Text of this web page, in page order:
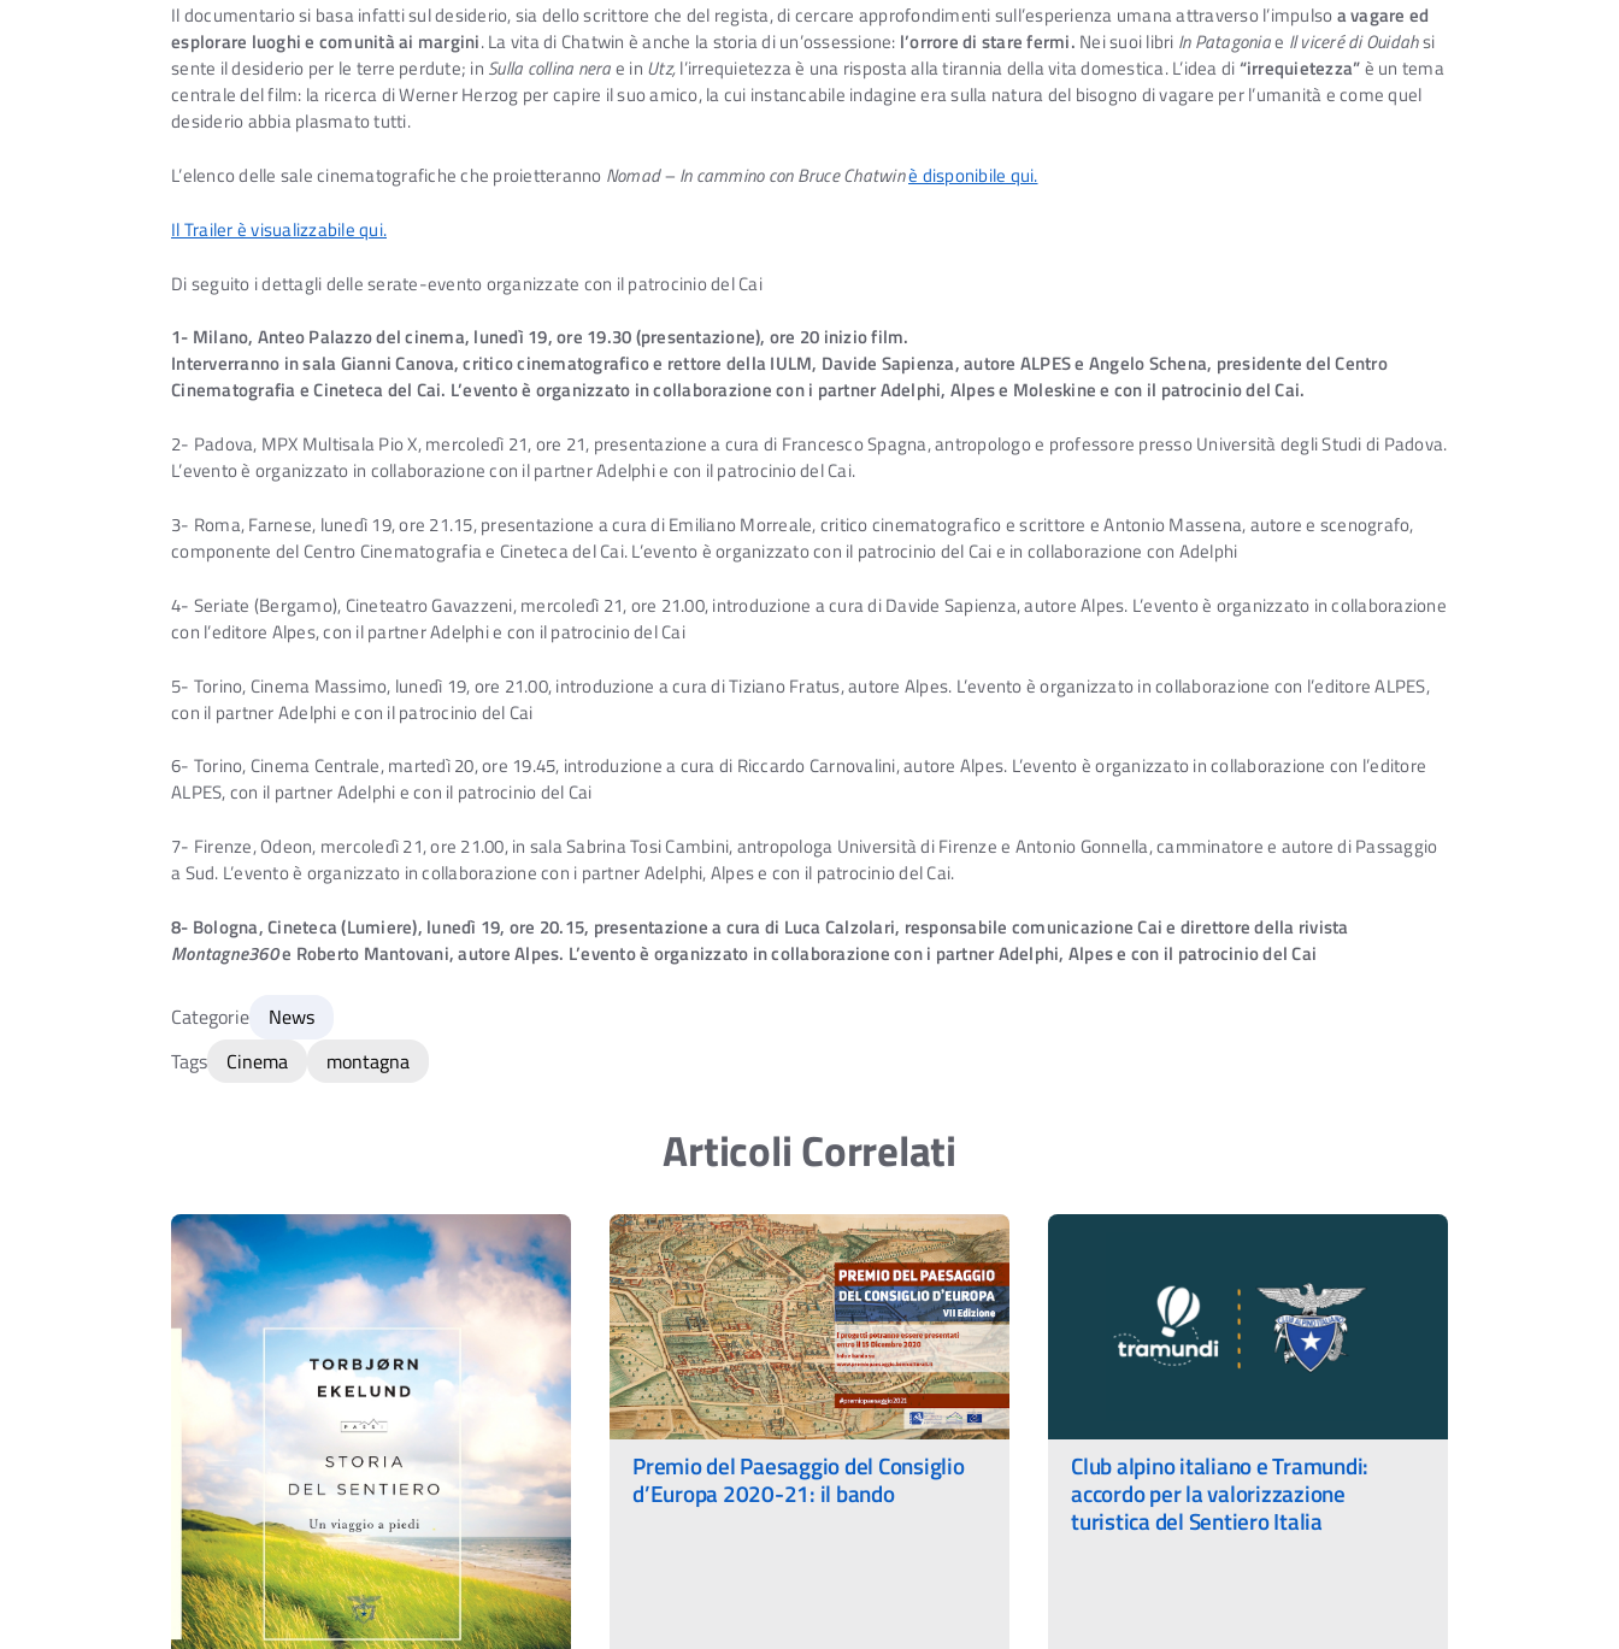
Il documentario si basa infatti sul desiderio, sia dello scrittore che del regista, di cercare approfondimenti sull’esperienza umana attraverso l’impulsoa vagare ed
esplorare luoghi e comunità ai margini. La vita di Chatwin è anche la storia di un’ossessione: l’orrore di stare fermi. Nei suoi libri In Patagoniae Il viceré di Ouidahsi
sente il desiderio per le terre perdute; in Sulla collina nerae in Utz,l’irrequietezza è una risposta alla tirannia della vita domestica. L’idea di“irrequietezza”è un tema
centrale del film: la ricerca di Werner Herzog per capire il suo amico, la cui instancabile indagine era sulla natura del bisogno di vagare per l’umanità e come quel
desiderio abbia plasmato tutti.
L’elenco delle sale cinematografiche che proietteranno Nomad – In cammino con Bruce Chatwinè disponibile qui.
Il Trailer è visualizzabile qui.
Di seguito i dettagli delle serate-evento organizzate con il patrocinio del Cai
1- Milano, Anteo Palazzo del cinema, lunedì 19, ore 19.30 (presentazione), ore 20 inizio film.
Interverranno in sala Gianni Canova, critico cinematografico e rettore della IULM, Davide Sapienza, autore ALPES e Angelo Schena, presidente del Centro
Cinematografia e Cineteca del Cai. L’evento è organizzato in collaborazione con i partner Adelphi, Alpes e Moleskine e con il patrocinio del Cai.
2- Padova, MPX Multisala Pio X, mercoledì 21, ore 21, presentazione a cura di Francesco Spagna, antropologo e professore presso Università degli Studi di Padova.
L’evento è organizzato in collaborazione con il partner Adelphi e con il patrocinio del Cai.
3- Roma, Farnese, lunedì 19, ore 21.15, presentazione a cura di Emiliano Morreale, critico cinematografico e scrittore e Antonio Massena, autore e scenografo,
componente del Centro Cinematografia e Cineteca del Cai. L’evento è organizzato con il patrocinio del Cai e in collaborazione con Adelphi
4- Seriate (Bergamo), Cineteatro Gavazzeni, mercoledì 21, ore 21.00, introduzione a cura di Davide Sapienza, autore Alpes. L’evento è organizzato in collaborazione
con l’editore Alpes, con il partner Adelphi e con il patrocinio del Cai
5- Torino, Cinema Massimo, lunedì 19, ore 21.00, introduzione a cura di Tiziano Fratus, autore Alpes. L’evento è organizzato in collaborazione con l’editore ALPES,
con il partner Adelphi e con il patrocinio del Cai
6- Torino, Cinema Centrale, martedì 20, ore 19.45, introduzione a cura di Riccardo Carnovalini, autore Alpes. L’evento è organizzato in collaborazione con l’editore
ALPES, con il partner Adelphi e con il patrocinio del Cai
7- Firenze, Odeon, mercoledì 21, ore 21.00, in sala Sabrina Tosi Cambini, antropologa Università di Firenze e Antonio Gonnella, camminatore e autore di Passaggio
a Sud. L’evento è organizzato in collaborazione con i partner Adelphi, Alpes e con il patrocinio del Cai.
8- Bologna, Cineteca (Lumiere), lunedì 19, ore 20.15, presentazione a cura di Luca Calzolari, responsabile comunicazione Cai e direttore della rivista
Montagne360e Roberto Mantovani, autore Alpes. L’evento è organizzato in collaborazione con i partner Adelphi, Alpes e con il patrocinio del Cai
Categorie
News
Tags
Cinema montagna
Articoli Correlati
Premio del Paesaggio del Consiglio
d’Europa 2020-21: il bando
Club alpino italiano e Tramundi:
accordo per la valorizzazione
turistica del Sentiero Italia